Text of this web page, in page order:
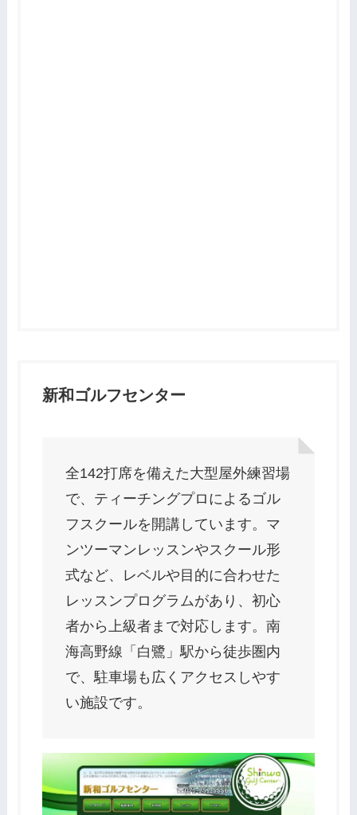
新和ゴルフセンター
全142打席を備えた大型屋外練習場
で、ティーチングプロによるゴル
フスクールを開講しています。マ
ンツーマンレッスンやスクール形
式など、レベルや目的に合わせた
レッスンプログラムがあり、初心
者から上級者まで対応します。南
海高野線「白鷺」駅から徒歩圏内
で、駐車場も広くアクセスしやす
い施設です。